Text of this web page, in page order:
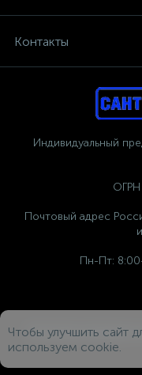
Контакты
Индивидуальный
Почтовый адрес
Пн-Пт:
Политика компании в
Чтобы улучшить сайт
используем cookie.